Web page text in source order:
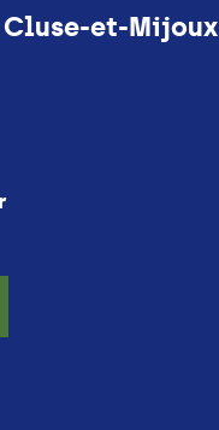
Cluse-et-Mijoux